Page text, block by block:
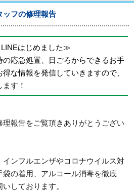
ッフの修理報告
はじめました≫
の応急処置、日ごろからできるお手
な情報を発信していきますので、
す！
報告をご覧頂きありがとうござい
ンフルエンザやコロナウイルス対
の着用、アルコール消毒を徹底
しております。